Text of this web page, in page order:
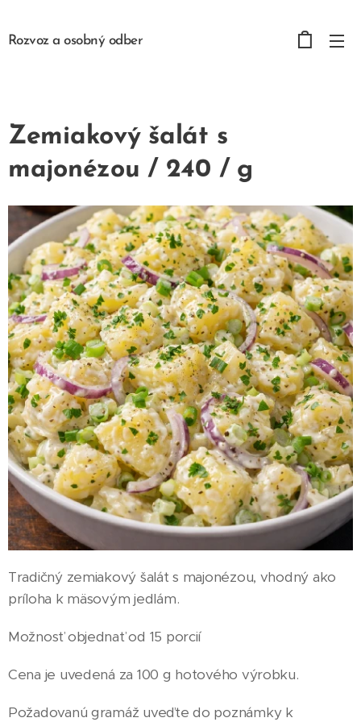
Rozvoz a osobný odber
Zemiakový šalát s
majonézou / 240 / g
Tradičný zemiakový šalát s majonézou, vhodný ako
príloha k mäsovým jedlám.
Možnosť objednať od 15 porcií
Cena je uvedená za 100 g hotového výrobku.
Požadovanú gramáž uveďte do poznámky k